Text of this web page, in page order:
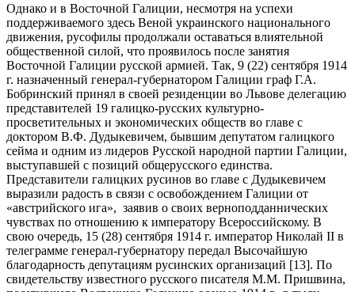
Однако и в Восточной Галиции, несмотря на успехи
поддерживаемого здесь Веной украинского национального
движения, русофилы продолжали оставаться влиятельной
общественной силой, что проявилось после занятия
Восточной Галиции русской армией. Так, 9 (22) сентября 1914
г. назначенный генерал-губернатором Галиции граф Г.А.
Бобринский принял в своей резиденции во Львове делегацию
представителей 19 галицко-русских культурно-
просветительных и экономических обществ во главе с
доктором В.Ф. Дудыкевичем, бывшим депутатом галицкого
сейма и одним из лидеров Русской народной партии Галиции,
выступавшей с позиций общерусского единства.
Представители галицких русинов во главе с Дудыкевичем
выразили радость в связи с освобождением Галиции от
«австрийского ига», заявив о своих верноподданнических
чувствах по отношению к императору Всероссийскому. В
свою очередь, 15 (28) сентября 1914 г. император Николай II в
телеграмме генерал-губернатору передал Высочайшую
благодарность депутациям русинских организаций [13]. По
свидетельству известного русского писателя М.М. Пришвина,